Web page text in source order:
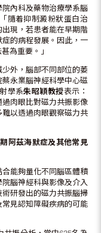
內科及藥物治療學系腦
隨着抑制澱粉狀蛋白治
現，若患者能在早期階
的病程發展。因此，一
為重要。」
外，腦部不同部位的萎
永業腦神經科學中心磁
學系朱昭穎教授表示：
過肉眼比對磁力共振影像
以透過肉眼觀察磁力共
阿茲海默症及其他常見
能夠量化不同腦區體積
腦神經科與影像及介入
研發出的磁力共振腦掃
見認知障礙疾病的可能